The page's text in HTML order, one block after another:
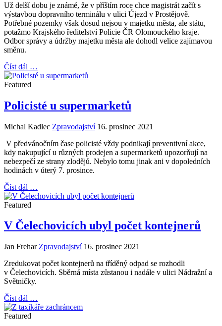
Už delší dobu je známé, že v příštím roce chce magistrát začít s
výstavbou dopravního terminálu v ulici Újezd v Prostějově.
Potřebné pozemky však dosud nejsou v majetku města, ale státu,
potažmo Krajského ředitelství Policie ČR Olomouckého kraje.
Odbor správy a údržby majetku města ale dohodl velice zajímavou
směnu.
Číst dál …
Featured
Policisté u supermarketů
Michal Kadlec Zpravodajství 16. prosinec 2021
V předvánočním čase policisté vždy podnikají preventivní akce,
kdy nakupující u různých prodejen a supermarketů upozorňují na
nebezpečí ze strany zlodějů. Nebylo tomu jinak ani v dopoledních
hodinách v úterý 7. prosince.
Číst dál …
Featured
V Čelechovicích ubyl počet kontejnerů
Jan Frehar Zpravodajství 16. prosinec 2021
Zredukovat počet kontejnerů na tříděný odpad se rozhodli
v Čelechovicích. Sběrná místa zůstanou i nadále v ulici Nádražní a
Světničky.
Číst dál …
Featured